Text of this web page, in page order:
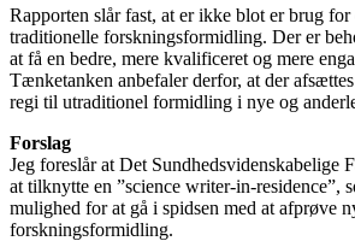
Rapporten slår fast, at er ikke blot er brug for
traditionelle forskningsformidling. Der er
at få en bedre, mere kvalificeret og mere
Tænketanken anbefaler derfor, at der
regi til utraditionel formidling i nye og
Forslag
Jeg foreslår at Det Sundhedsvidenskabelige
at tilknytte en ”science writer-in-residence”,
mulighed for at gå i spidsen med at afprøve
forskningsformidling.